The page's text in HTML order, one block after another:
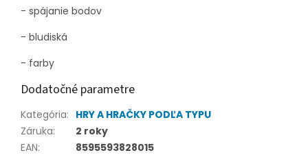
- spájanie bodov
- bludiská
- farby
Dodatočné parametre
Kategória: HRY A HRAČKY PODĽA TYPU
Záruka:
2 roky
EAN: 8595593828015